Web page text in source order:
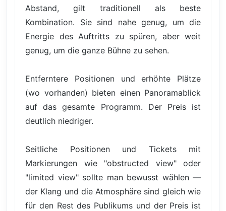
Abstand, gilt traditionell als beste
Kombination. Sie sind nahe genug, um die
Energie des Auftritts zu spüren, aber weit
genug, um die ganze Bühne zu sehen.
Entferntere Positionen und erhöhte Plätze
(wo vorhanden) bieten einen Panoramablick
auf das gesamte Programm. Der Preis ist
deutlich niedriger.
Seitliche Positionen und Tickets mit
Markierungen wie "obstructed view" oder
"limited view" sollte man bewusst wählen —
der Klang und die Atmosphäre sind gleich wie
für den Rest des Publikums und der Preis ist